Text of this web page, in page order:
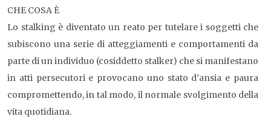
CHE COSA È
Lo stalking è diventato un reato per tutelare i soggetti che
subiscono una serie di atteggiamenti e comportamenti da
parte di un individuo (cosiddetto stalker) che si manifestano
in atti persecutori e provocano uno stato d’ansia e paura
compromettendo, in tal modo, il normale svolgimento della
vita quotidiana.